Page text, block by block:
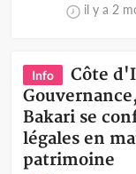
il y a 2
Info
Côte
Bakari se
légales en
patrimoine